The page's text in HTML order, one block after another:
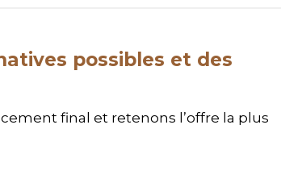
possibles et des
final et retenons l’offre la plus